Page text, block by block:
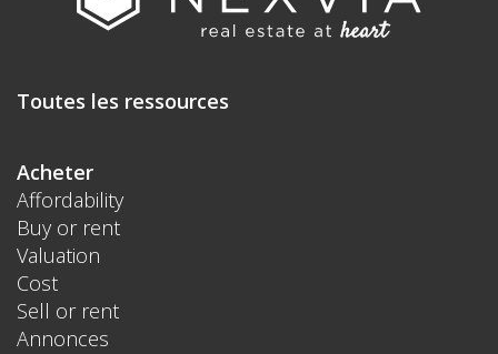
Toutes les ressources
Acheter
Affordability
Buy or rent
Valuation
Cost
Sell or rent
Annonces